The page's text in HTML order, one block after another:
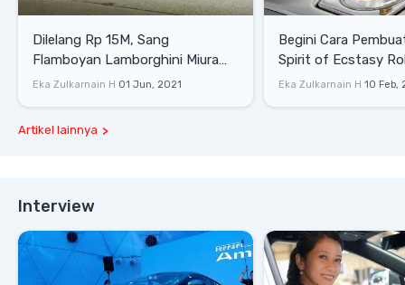
Dilelang Rp 15M, Sang
Flamboyan Lamborghini Miura
P400 S
Eka Zulkarnain H 01 Jun, 2021
Begini Cara
Spirit of Ecstasy
Eka Zulkarnain H 10 Feb,
Artikel lainnya
Interview